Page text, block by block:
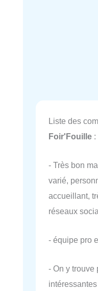
Liste des
Foir'Fouille :
- Très bon
varié,
accueillant,
réseaux
- équipe pro
- On y trouve